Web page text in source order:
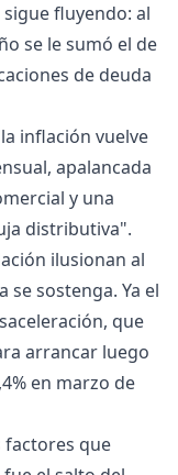
fluyendo: al
se le sumó el de
de deuda
inflación vuelve
apalancada
y una
distributiva".
ilusionan al
se sostenga. Ya el
que
arrancar luego
en marzo de
factores que